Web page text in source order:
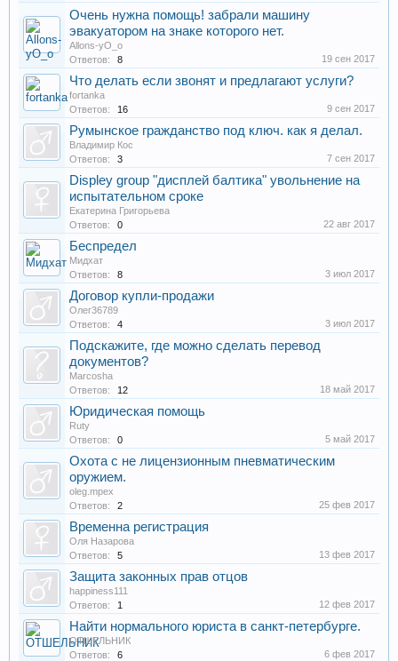
Очень нужна помощь! забрали машину
эвакуатором на знаке которого нет.
Allons-yO_o
Ответов:
8 19 сен 2017
Что делать если звонят и предлагают услуги?
fortanka
Ответов:
16 9 сен 2017
Румынское гражданство под ключ. как я делал.
Владимир Кос
Ответов:
3 7 сен 2017
Displey group "дисплей балтика" увольнение на
испытательном сроке
Екатерина Григорьева
Ответов:
0 22 авг 2017
Беспредел
Мидхат
Ответов:
8 3 июл 2017
Договор купли-продажи
Олег36789
Ответов:
4 3 июл 2017
Подскажите, где можно сделать перевод
документов?
Marcosha
Ответов:
12 18 май 2017
Юридическая помощь
Ruty
Ответов:
0 5 май 2017
Охота с не лицензионным пневматическим
оружием.
oleg.mpex
Ответов:
2 25 фев 2017
Временна регистрация
Оля Назарова
Ответов:
5 13 фев 2017
Защита законных прав отцов
happiness111
Ответов:
1 12 фев 2017
Найти нормального юриста в санкт-петербурге.
ОТШЕЛЬНИК
Ответов:
6 6 фев 2017